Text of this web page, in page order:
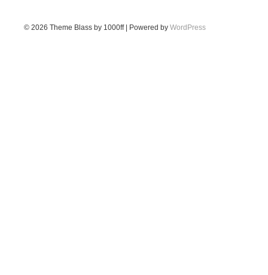
© 2026 Theme Blass by 1000ff | Powered by WordPress